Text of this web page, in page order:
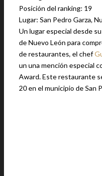
Posición del ranking: 19
Lugar: San Pedro Garza,
Un lugar especial desde
de Nuevo León para
de restaurantes, el chef
un una mención especial
Award. Este restaurante
20 en el municipio de San